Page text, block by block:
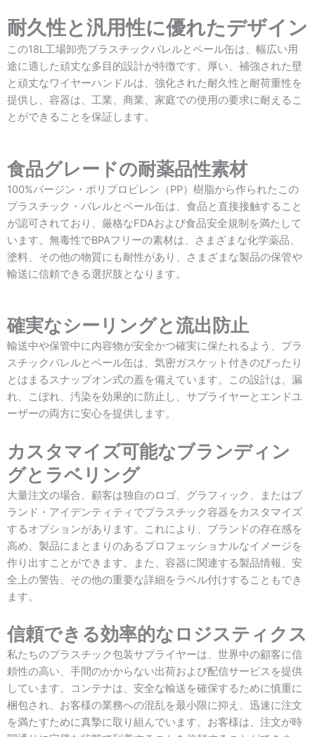
耐久性と汎用性に優れたデザイン
この18L工場卸売プラスチックバレルとペール缶は、幅広い用
途に適した頑丈な多目的設計が特徴です。厚い、補強された壁
と頑丈なワイヤーハンドルは、強化された耐久性と耐荷重性を
提供し、容器は、工業、商業、家庭での使用の要求に耐えるこ
とができることを保証します。
食品グレードの耐薬品性素材
100%バージン・ポリプロピレン（PP）樹脂から作られたこの
プラスチック・バレルとペール缶は、食品と直接接触すること
が認可されており、厳格なFDAおよび食品安全規制を満たして
います。無毒性でBPAフリーの素材は、さまざまな化学薬品、
塗料、その他の物質にも耐性があり、さまざまな製品の保管や
輸送に信頼できる選択肢となります。
確実なシーリングと流出防止
輸送中や保管中に内容物が安全かつ確実に保たれるよう、プラ
スチックバレルとペール缶は、気密ガスケット付きのぴったり
とはまるスナップオン式の蓋を備えています。この設計は、漏
れ、こぼれ、汚染を効果的に防止し、サプライヤーとエンドユ
ーザーの両方に安心を提供します。
カスタマイズ可能なブランディン
グとラベリング
大量注文の場合、顧客は独自のロゴ、グラフィック、またはブ
ランド・アイデンティティでプラスチック容器をカスタマイズ
するオプションがあります。これにより、ブランドの存在感を
高め、製品にまとまりのあるプロフェッショナルなイメージを
作り出すことができます。また、容器に関連する製品情報、安
全上の警告、その他の重要な詳細をラベル付けすることもでき
ます。
信頼できる効率的なロジスティクス
私たちのプラスチック包装サプライヤーは、世界中の顧客に信
頼性の高い、手間のかからない出荷および配信サービスを提供
しています。コンテナは、安全な輸送を確保するために慎重に
梱包され、お客様の業務への混乱を最小限に抑え、迅速に注文
を満たすために真摯に取り組んでいます。お客様は、注文が時